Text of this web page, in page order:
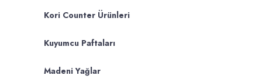
Kori Counter Ürünleri
Kuyumcu Paftaları
Madeni Yağlar